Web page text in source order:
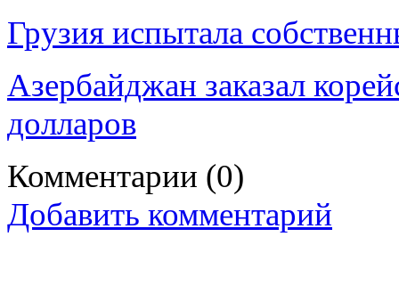
Грузия испытала
Азербайджан заказал
долларов
Комментарии (0)
Добавить комментарий